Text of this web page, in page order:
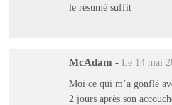
le résumé suffit
McAdam - Le 14 mai
Moi ce qui m’a gonflé
2 jours après son